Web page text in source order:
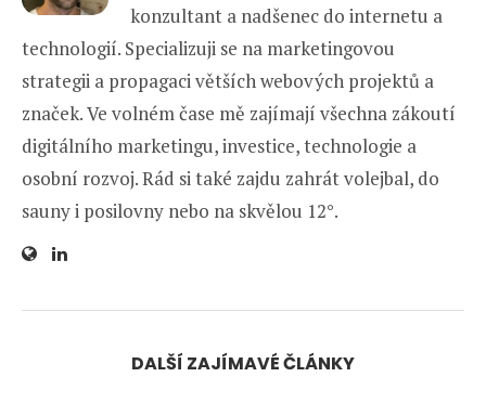
konzultant a nadšenec do internetu a
technologií. Specializuji se na marketingovou
strategii a propagaci větších webových projektů a
značek. Ve volném čase mě zajímají všechna zákoutí
digitálního marketingu, investice, technologie a
osobní rozvoj. Rád si také zajdu zahrát volejbal, do
sauny i posilovny nebo na skvělou 12°.
DALŠÍ ZAJÍMAVÉ ČLÁNKY